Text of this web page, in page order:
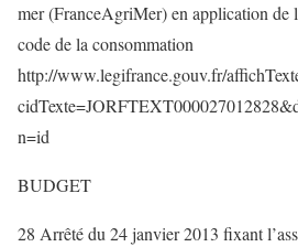
mer (FranceAgriMer) en application de
code de la consommation
http://www.legifrance.gouv.fr/
n=id
BUDGET
28 Arrêté du 24 janvier 2013 fixant